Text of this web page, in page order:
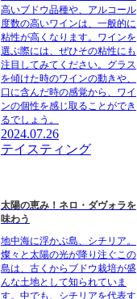
高いブドウ品種や、アルコール
度数の高いワインは、一般的に
粘性が高くなります。ワインを
選ぶ際には、ぜひその粘性にも
注目してみてください。グラス
を傾けた時のワインの動きや、
口に含んだ時の感覚から、ワイ
ンの個性を感じ取ることができ
るでしょう。
2024.07.26
テイスティング
太陽の恵み！ネロ・ダヴォラを
味わう
地中海に浮かぶ島、シチリア。
燦々と太陽の光が降り注ぐこの
島は、古くからブドウ栽培が盛
んな土地として知られていま
す。中でも、シチリアを代表す